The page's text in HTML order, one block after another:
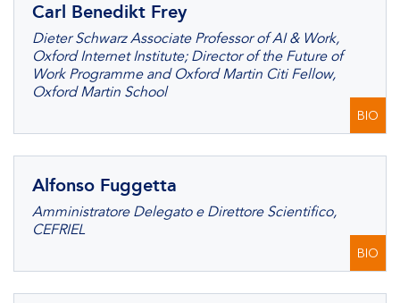
Carl Benedikt Frey
Dieter Schwarz Associate Professor of AI & Work,
Oxford Internet Institute; Director of the Future of
Work Programme and Oxford Martin Citi Fellow,
Oxford Martin School
BIO
Alfonso Fuggetta
Amministratore Delegato e Direttore Scientifico,
CEFRIEL
BIO